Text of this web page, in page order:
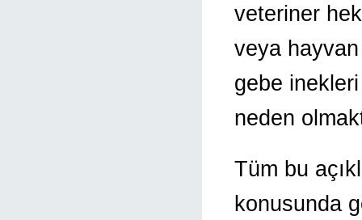
veteriner
veya
gebe
neden
Tüm bu
konusunda